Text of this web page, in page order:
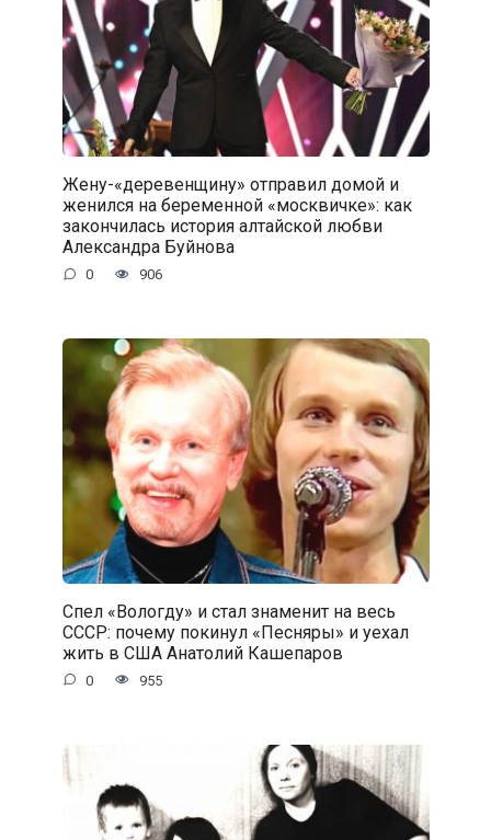
Жену-«деревенщину» отправил домой и
женился на беременной «москвичке»: как
закончилась история алтайской любви
Александра Буйнова
0 906
Спел «Вологду» и стал знаменит на весь
СССР: почему покинул «Песняры» и уехал
жить в США Анатолий Кашепаров
0 955